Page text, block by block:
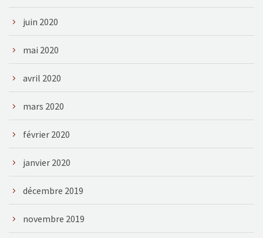
juin 2020
mai 2020
avril 2020
mars 2020
février 2020
janvier 2020
décembre 2019
novembre 2019